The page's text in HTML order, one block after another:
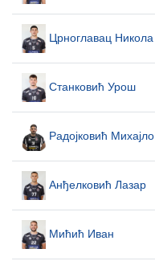
Црноглавац Никола
Станковић Урош
Радојковић Михајло
Анђелковић Лазар
Мићић Иван